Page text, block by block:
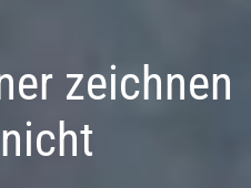
zeichnen